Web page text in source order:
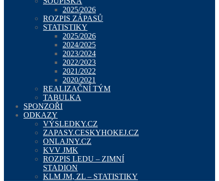
2025/2026
ROZPIS ZÁPASŮ
STATISTIKY
2025/2026
2024/2025
2023/2024
2022/2023
2021/2022
2020/2021
REALIZAČNÍ TÝM
TABULKA
SPONZOŘI
ODKAZY
VÝSLEDKY.CZ
ZAPASY.CESKYHOKEJ.CZ
ONLAJNY.CZ
KVV JMK
ROZPIS LEDU – ZIMNÍ
STADION
KLM JM, ZL – STATISTIKY